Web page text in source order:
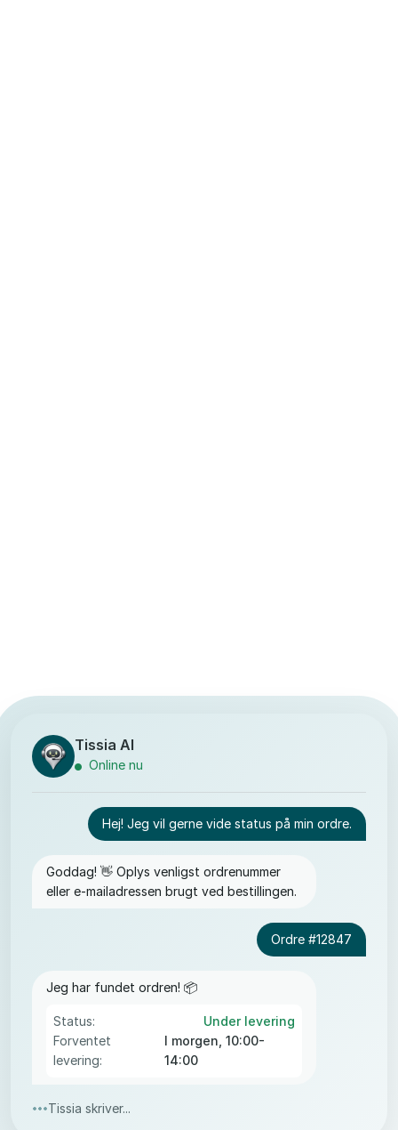
Tissia AI
Online nu
Hej! Jeg vil gerne vide status på min ordre.
Goddag! 👋 Oplys venligst ordrenummer
eller e-mailadressen brugt ved bestillingen.
Ordre #12847
Jeg har fundet ordren! 📦
Status:
Under levering
Forventet
levering:
I morgen, 10:00-
14:00
Tissia skriver...